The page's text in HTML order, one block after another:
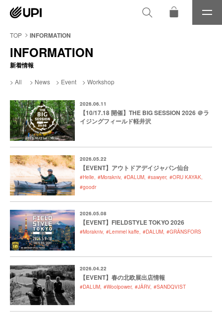
メ
ニ
TOP INFORMATION
INFORMATION
新着情報
All News Event Workshop
2026.06.11
【10/17.18 開催】THE BIG SESSION 2026 ＠ラ
イジングフィールド軽井沢
2026.05.22
【EVENT】アウトドアデイジャパン仙台
#Helle #Morakniv #DALUM #sawyer #ORU KAYAK
#goodr
2026.05.08
【EVENT】FIELDSTYLE TOKYO 2026
#Morakniv #Lemmel kaffe #DALUM #GRÄNSFORS
2026.04.22
【EVENT】春の北欧展出店情報
#DALUM #Woolpower #JÄRV #SANDQVIST